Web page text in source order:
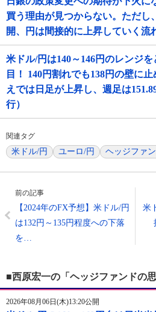
買う理由が見つからない。ただし
開、円は間接的に上昇していく流
米ドル/円は140～146円のレンジ
目！ 140円割れでも138円の壁に
えでは日足が上昇し、週足は
行）
関連タグ
米ドル/円 ユーロ/円 ヘッジファ
前の記事
【2024年のFX予想】米ドル/円
は132円～135円程度への下落
を…
米
■西原宏一の「ヘッジファンドの
2026年08月06日(木)13:20公開